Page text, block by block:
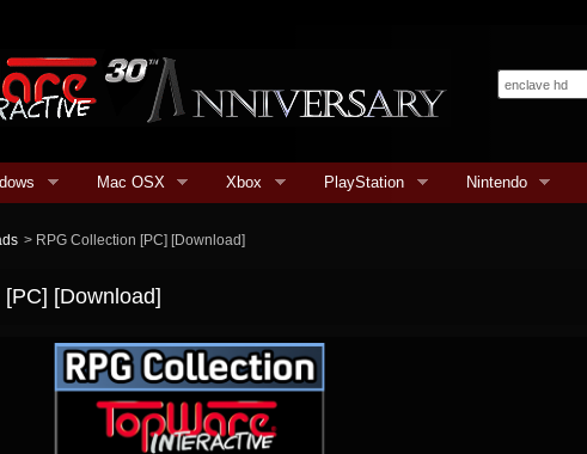
Mac OSX Xbox PlayStation Nintendo
> RPG Collection [PC] [Download]
[Download]